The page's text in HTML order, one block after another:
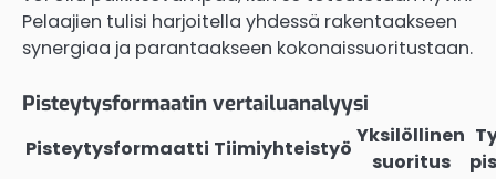
Pelaajien tulisi harjoitella yhdessä rakentaakseen
synergiaa ja parantaakseen kokonaissuoritustaan.
Pisteytysformaatin vertailuanalyysi
Pisteytysformaatti Tiimiyhteistyö
Yksilöllinen
suoritus